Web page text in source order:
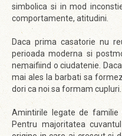
simbolica si in mod
comportamente, atitudini.
Daca prima casatorie nu
perioada moderna si
nemaifiind o ciudatenie.
mai ales la barbati sa
dori ca noi sa formam cupluri.
Amintirile legate de familie
Pentru majoritatea